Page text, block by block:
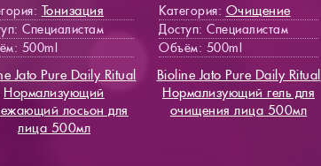
Тонизация
: Специалистам
500ml
Jato Pure Daily Ritual
Нормализующий
лосьон для
лица 500мл
Категория: Очищение
Доступ: Специалистам
Объём: 500ml
Bioline Jato Pure Daily Ritual
Нормализующий гель для
очищения лица 500мл